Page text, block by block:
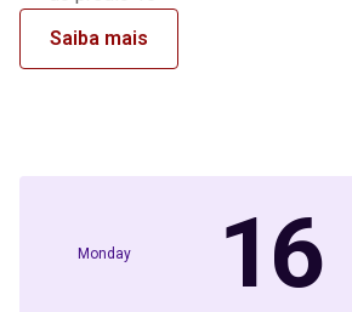
Saiba mais
Monday 16